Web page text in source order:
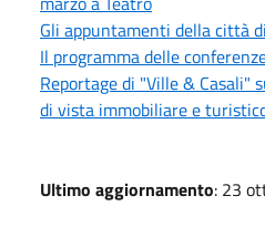
Gli appuntamenti della città
Il programma delle
Reportage di "Ville & Casali"
di vista immobiliare e
Ultimo aggiornamento: 23